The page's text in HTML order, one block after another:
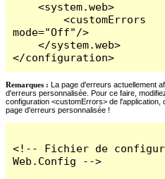
    <system.web>
        <customErrors
mode="Off"/>
    </system.web>
</configuration>
Remarques : La page d'erreurs actuellement
d'erreurs personnalisée. Pour ce faire,
configuration <customErrors> de
page d'erreurs personnalisée !
<!-- Fichier de
Web.Config -->